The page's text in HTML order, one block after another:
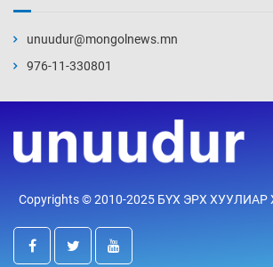
8 цаг 31 мин
8 цаг 46 мин
бүртгэлийг энэ баасан
9 цаг 1 мин
unuudur@mongolnews.mn
976-11-330801
Copyrights © 2010-2025 БҮХ ЭРХ